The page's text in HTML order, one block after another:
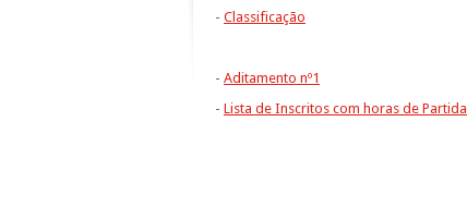
- Classificação
- Aditamento nº1
- Lista de Inscritos com horas de Partida